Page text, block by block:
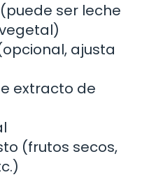
ser leche
ajusta
extracto de
(frutos secos,